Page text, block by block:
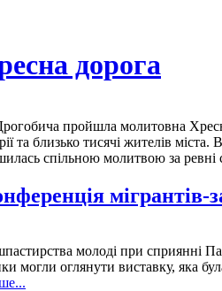
дорога
пройшла молитовна
та близько тисячі жителів
спільною молитвою за
мігрантів-
молоді при сприянні
могли оглянути виставку, яка